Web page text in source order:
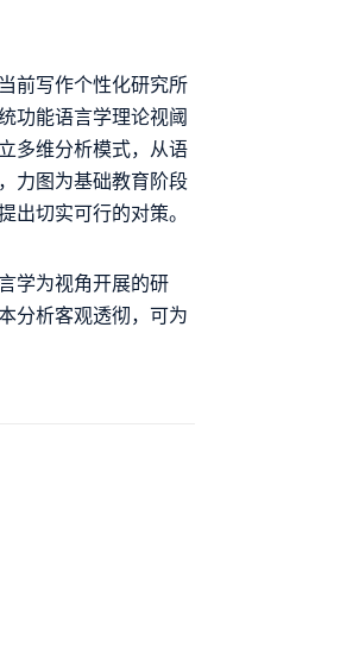
前写作个性化研究所
功能语言学理论视阈
多维分析模式，从语
力图为基础教育阶段
切实可行的对策。
学为视角开展的研
分析客观透彻，可为